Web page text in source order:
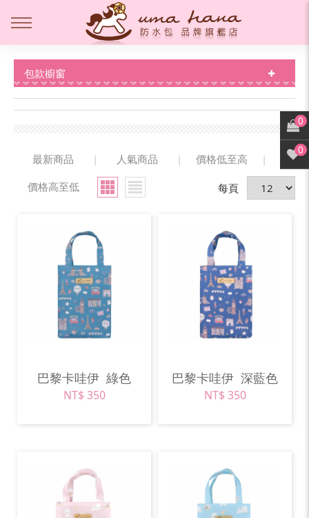
包款櫥窗
最新商品 | 人氣商品 | 價格低至高
|
價格高至低
每頁
巴黎卡哇伊 綠色
NT$ 350
巴黎卡哇伊 深藍色
NT$ 350
0
0